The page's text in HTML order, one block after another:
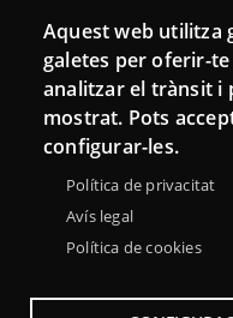
Connecta
Bustia de contacte
Butlletins
Aquest web utilitza
galetes per oferir-
analitzar el trànsit i
mostrat. Pots
configurar-les.
Política de privacitat
Avís legal
Política de cookies